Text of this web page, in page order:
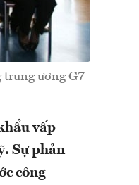
trung ương G7
vấp
Sự phản
công